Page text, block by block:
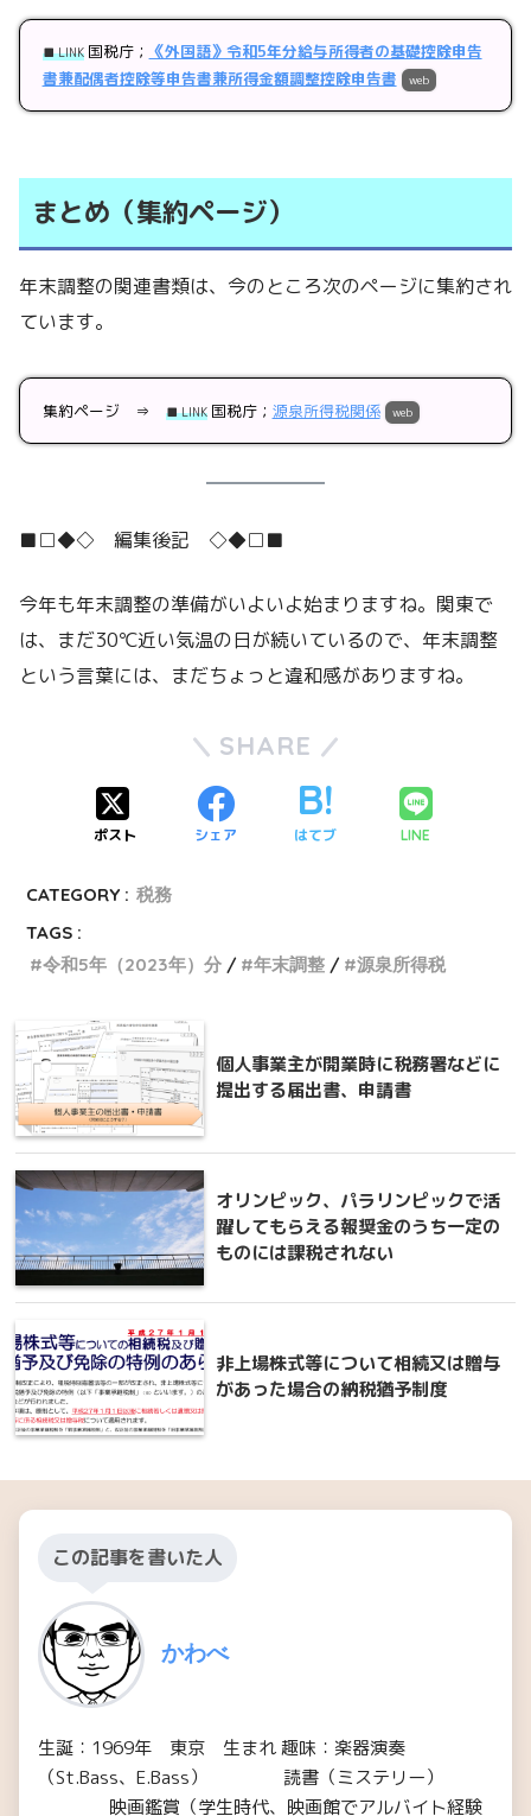
■ LINK国税庁； 《外国語》令和5年分給与所得者の基礎控除申告
書兼配偶者控除等申告書兼所得金額調整控除申告書
web
まとめ（集約ページ）
年末調整の関連書類は、今のところ次のページに集約され
ています。
集約ページ ⇒ ■ LINK国税庁； 源泉所得税関係 web
■□◆◇ 編集後記 ◇◆□■
今年も年末調整の準備がいよいよ始まりますね。関東で
は、まだ30℃近い気温の日が続いているので、年末調整
という言葉には、まだちょっと違和感がありますね。
SHARE
ポスト シェア はてブ LINE
CATEGORY : 税務
TAGS :
令和5年（2023年）分
年末調整 源泉所得税
個人事業主が開業時に税務署などに
提出する届出書、申請書
オリンピック、パラリンピックで活
躍してもらえる報奨金のうち一定の
ものには課税されない
非上場株式等について相続又は贈与
があった場合の納税猶予制度
この記事を書いた人
かわべ
生誕：1969年 東京 生まれ 趣味：楽器演奏
（St.Bass、E.Bass） 読書（ミステリー）
映画鑑賞（学生時代、映画館でアルバイト経験